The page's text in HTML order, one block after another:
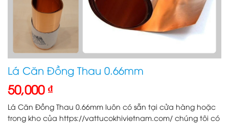
Lá Căn Đồng Thau 0.66mm
50,000 ₫
Lá Căn Đồng Thau 0.66mm luôn có sẵn tại cửa hàng hoặc
trong kho của https://vattucokhivietnam.com/ chúng tôi có